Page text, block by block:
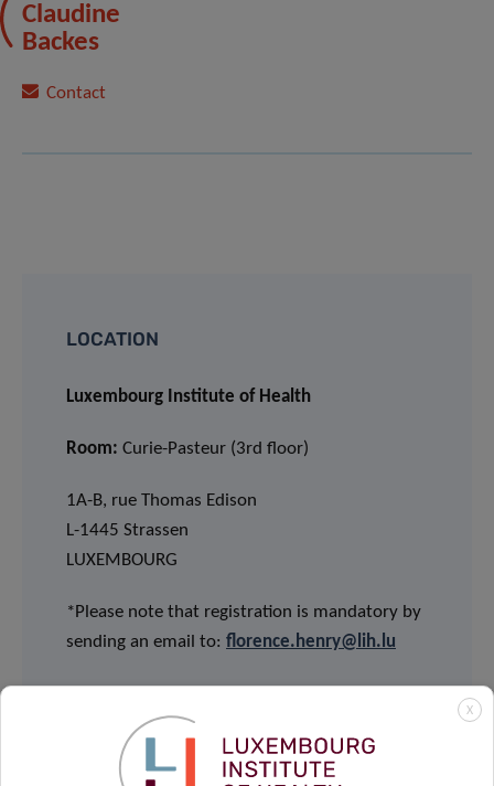
Claudine
Backes
Contact
LOCATION
Luxembourg Institute of Health
Room: Curie-Pasteur (3rd floor)
1A-B, rue Thomas Edison
L-1445 Strassen
LUXEMBOURG
*Please note that registration is mandatory by
sending an email to: florence.henry@lih.lu
Supported by:
X